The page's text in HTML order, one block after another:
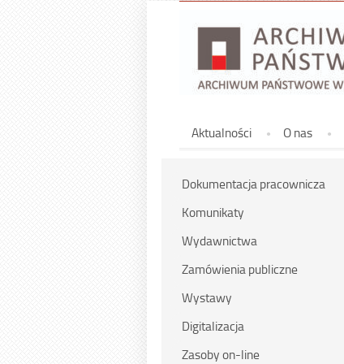
Górne
Aktualności O nas
Dokumentacja pracownicza
Komunikaty
Wydawnictwa
Zamówienia publiczne
Wystawy
Digitalizacja
Zasoby on-line